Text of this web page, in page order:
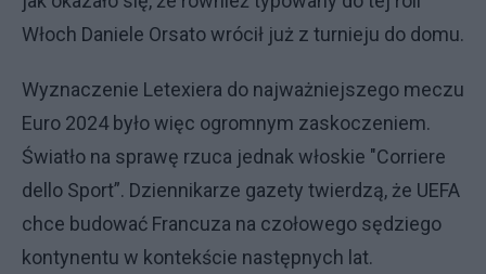
Włoch Daniele Orsato wrócił już z turnieju do domu.
Wyznaczenie Letexiera do najważniejszego meczu
Euro 2024 było więc ogromnym zaskoczeniem.
Światło na sprawę rzuca jednak włoskie "Corriere
dello Sport”. Dziennikarze gazety twierdzą, że UEFA
chce budować Francuza na czołowego sędziego
kontynentu w kontekście następnych lat.